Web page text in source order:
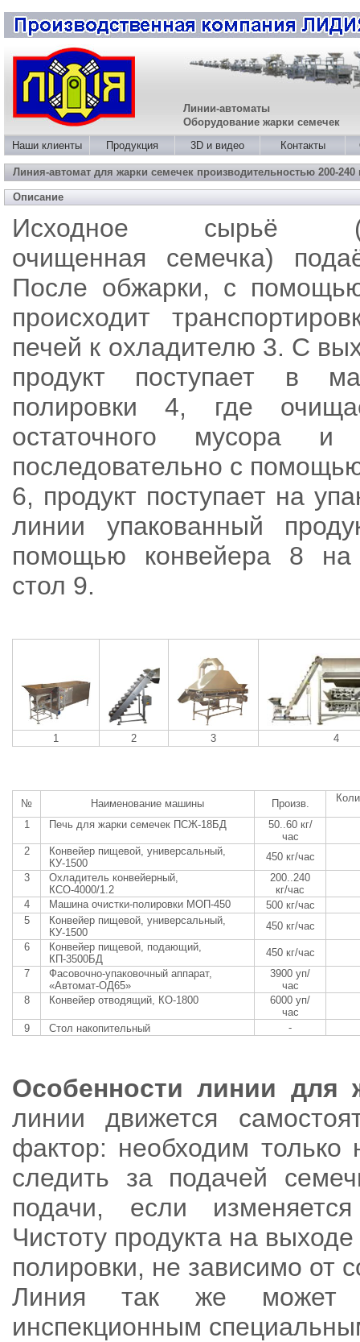
Линии-автоматы
Оборудование жарки семечек
Наши клиенты
Продукция 3D и видео Контакты
Линия-автомат для жарки семечек производительностью 200-240
Описание
Исходное сырьё
очищенная семечка)
После обжарки, с
происходит
печей к охладителю 3. С
продукт поступает в
полировки 4, где
остаточного мусора
последовательно с
6, продукт поступает на
линии упакованный
помощью конвейера 8 на
стол 9.
1 2 3 4
№ Наименование машины Произв.
1 Печь для жарки семечек ПСЖ-18БД
50..60 кг/
час
2
Конвейер пищевой, универсальный,
КУ-1500
450 кг/час
3
Охладитель конвейерный,
КСО-4000/1.2
200..240
кг/час
4
Машина очистки-полировки МОП-450
500 кг/час
5
Конвейер пищевой, универсальный,
КУ-1500
450 кг/час
6
Конвейер пищевой, подающий,
КП-3500БД
450 кг/час
7
Фасовочно-упаковочный аппарат,
«Автомат-ОД65»
3900 уп/
час
8
Конвейер отводящий, КО-1800
6000 уп/
час
9
Стол накопительный -
Особенности линии для
линии движется
фактор: необходим
следить за подачей
подачи, если
Чистоту продукта на
полировки, не зависимо от
Линия так же может
инспекционным